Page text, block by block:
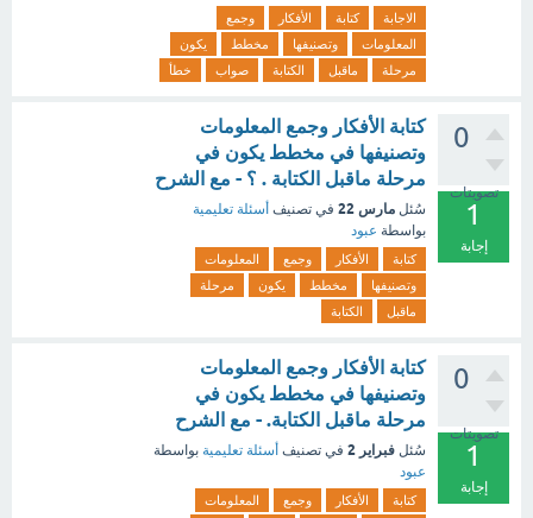
الاجابة كتابة الأفكار
وجمع
المعلومات
وتصنيفها مخطط
يكون
مرحلة
ماقبل الكتابة صواب خطأ
0
تصويتات
1
إجابة
كتابة الأفكار وجمع المعلومات
وتصنيفها في مخطط يكون في
مرحلة ماقبل الكتابة . ؟ - مع الشرح
سُئل مارس 22 في تصنيف أسئلة تعليمية
بواسطة عبود
كتابة الأفكار وجمع
المعلومات
وتصنيفها
مخطط يكون
مرحلة
ماقبل
الكتابة
0
تصويتات
1
إجابة
كتابة الأفكار وجمع المعلومات
وتصنيفها في مخطط يكون في
مرحلة ماقبل الكتابة. - مع الشرح
سُئل فبراير 2 في تصنيف أسئلة تعليمية بواسطة
عبود
كتابة الأفكار وجمع
المعلومات